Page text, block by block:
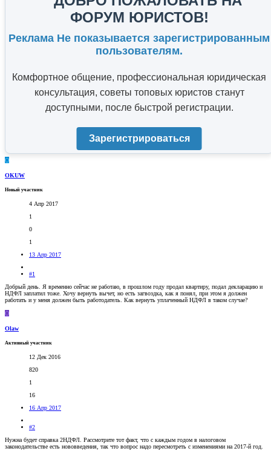
ФОРУМ ЮРИСТОВ!
Реклама Не показывается зарегистрированным
пользователям.
Комфортное общение, профессиональная юридическая
консультация, советы топовых юристов станут
доступными, после быстрой регистрации.
Зарегистрироваться
O
OKUW
Новый участник
4 Апр 2017
1
0
1
13 Апр 2017
#1
Добрый день. Я временно сейчас не работаю, в прошлом году продал квартиру, подал декларацию и
НДФЛ заплатил тоже. Хочу вернуть вычет, но есть загвоздка, как я понял, при этом я должен
работать и у меня должен быть работодатель. Как вернуть уплаченный НДФЛ в таком случае?
O
Olaw
Активный участник
12 Дек 2016
820
1
16
16 Апр 2017
#2
Нужна будет справка 2НДФЛ. Рассмотрите тот факт, что с каждым годом в налоговом
законодательстве есть нововведения, так что вопрос надо пересмотреть с изменениями на 2017-й год.